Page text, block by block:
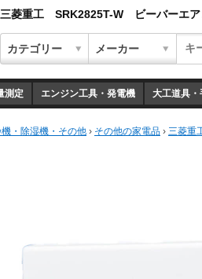
三菱重工 SRK2825T-W ビーバーエ
測定 エンジン工具・発電機 大工道具・
・除湿機・その他 › その他の家電品 › 三菱重